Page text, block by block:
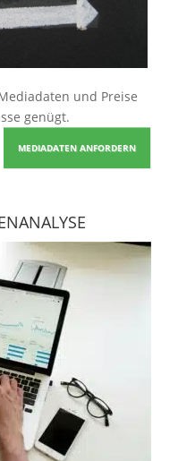
und Preise
genügt.
MEDIADATEN ANFORDERN